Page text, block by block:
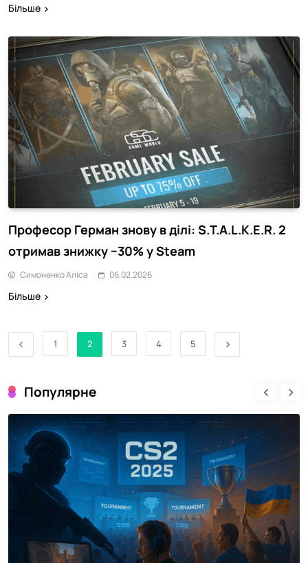
Більше
Професор Герман знову в ділі: S.T.A.L.K.E.R. 2
отримав знижку −30% у Steam
Симоненко Аліса 06.02.2026
Більше
1 2 3 4 5
Популярне